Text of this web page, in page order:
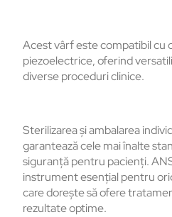
Acest vârf este compatibil cu
piezoelectrice, oferind
diverse proceduri clinice.
Sterilizarea și ambalarea
garantează cele mai înalte
siguranță pentru pacienți.
instrument esențial pentru
care dorește să ofere
rezultate optime.